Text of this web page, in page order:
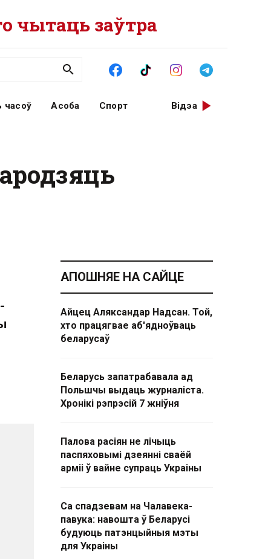
чытаць заўтра
часоў Асоба Спорт Відэа
АПОШНЯЕ НА САЙЦЕ
Айцец Аляксандар Надсан. Той,
хто працягвае аб'ядноўваць
беларусаў
Беларусь запатрабавала ад
Польшчы выдаць журналіста.
Хронікі рэпрэсій 7 жніўня
Палова расіян не лічыць
паспяховымі дзеянні сваёй
арміі ў вайне супраць Украіны
Са спадзевам на Чалавека-
павука: навошта ў Беларусі
будуюць патэнцыйныя мэты
для Украіны